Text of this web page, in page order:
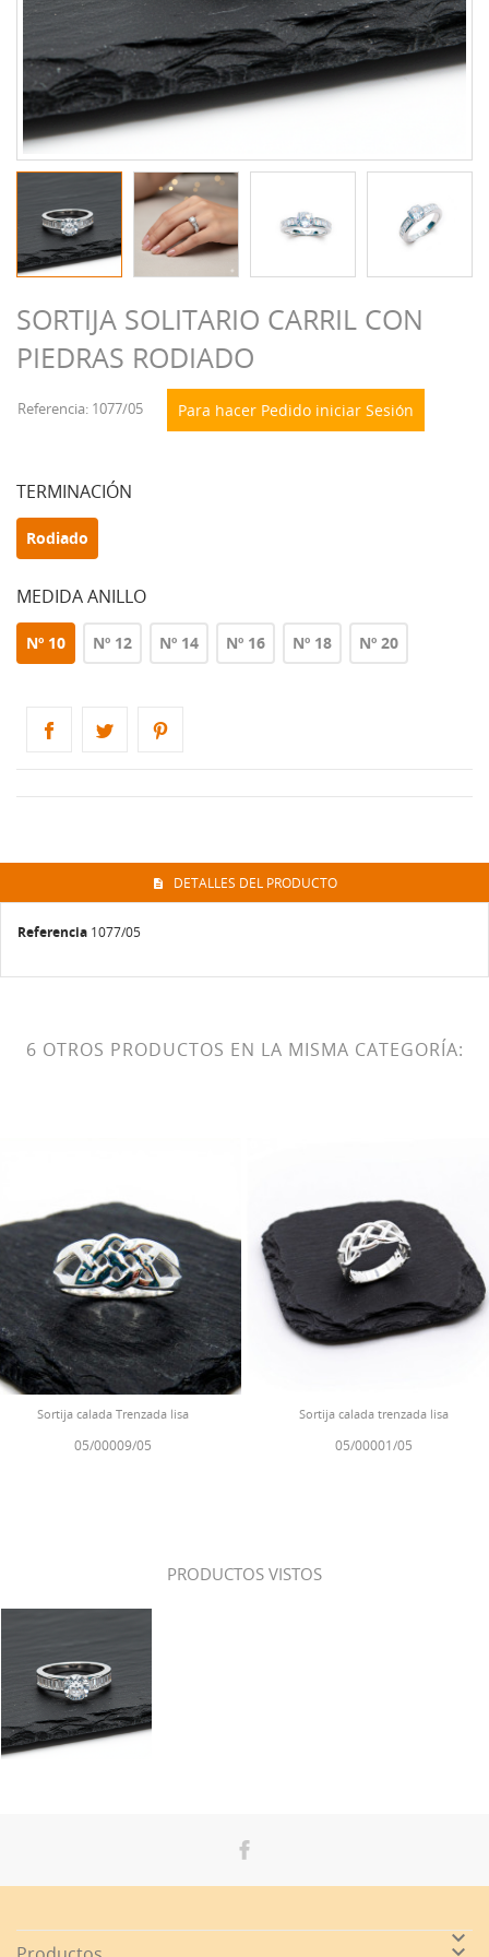
SORTIJA SOLITARIO CARRIL CON
PIEDRAS RODIADO
Referencia: 1077/05 Para hacer Pedido iniciar Sesión
TERMINACIÓN
Rodiado
MEDIDA ANILLO
Nº 10 Nº 12 Nº 14 Nº 16 Nº 18 Nº 20
DETALLES DEL PRODUCTO
Referencia 1077/05
6 OTROS PRODUCTOS EN LA MISMA CATEGORÍA:
Sortija calada Trenzada lisa
05/00009/05
Sortija calada trenzada lisa
05/00001/05
PRODUCTOS VISTOS
